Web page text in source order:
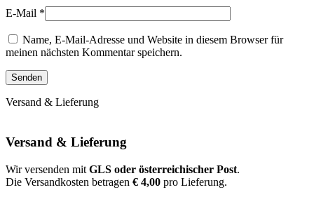
E-Mail *
Name, E-Mail-Adresse und Website in diesem Browser für
meinen nächsten Kommentar speichern.
Versand & Lieferung
Versand & Lieferung
Wir versenden mit GLS oder österreichischer Post.
Die Versandkosten betragen € 4,00 pro Lieferung.